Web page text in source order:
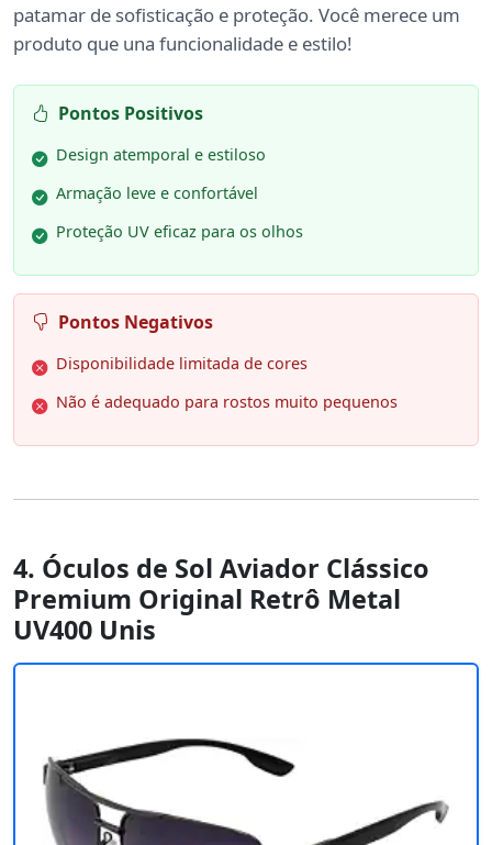
patamar de sofisticação e proteção. Você merece um
produto que una funcionalidade e estilo!
Pontos Positivos
Design atemporal e estiloso
Armação leve e confortável
Proteção UV eficaz para os olhos
Pontos Negativos
Disponibilidade limitada de cores
Não é adequado para rostos muito pequenos
4. Óculos de Sol Aviador Clássico
Premium Original Retrô Metal
UV400 Unis